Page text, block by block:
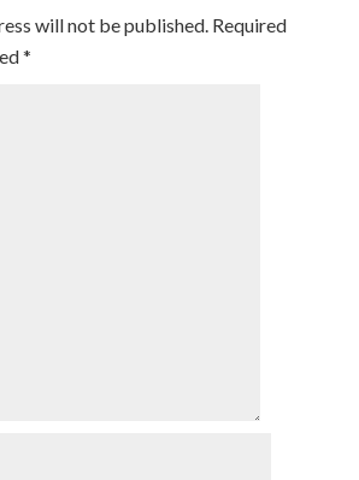
will not be published. Required
*